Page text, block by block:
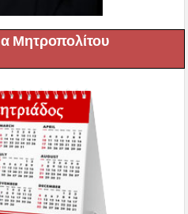
Μητροπολίτου